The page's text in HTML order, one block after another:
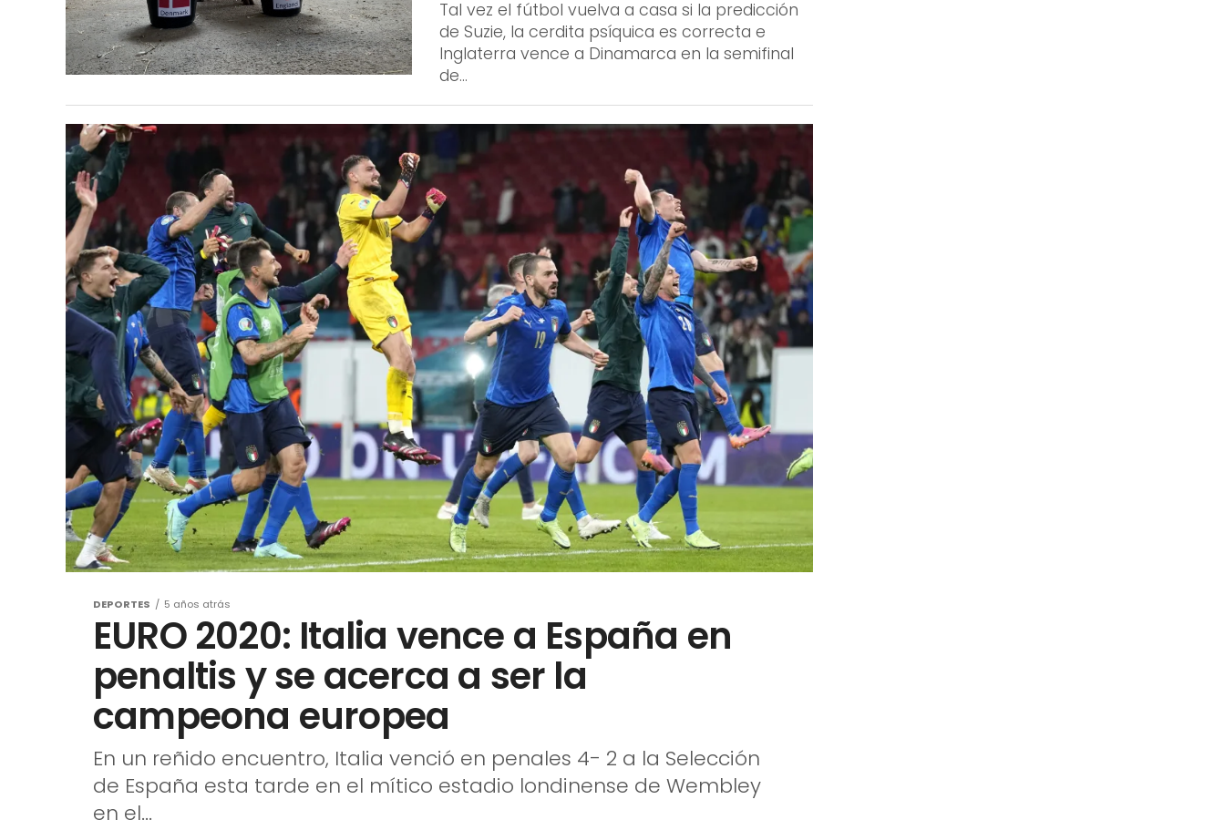
DEPORTES 5 años atrás
EURO 2020: Italia vence a España en
penaltis y se acerca a ser la
campeona europea
En un reñido encuentro, Italia venció en penales 4- 2 a la Selección
de España esta tarde en el mítico estadio londinense de Wembley
en el...